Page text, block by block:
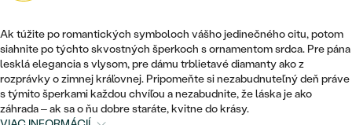
NETRADIČNÉ
TEPANÉ
NETRADIČNÉ
ZOSTAVTE SI PRSTEŇ
ZAČAŤ S PRSTEŇOM
NÁRAMKY
SETY
PÁNSKE ŠPERKY
SOLITÉR
V TVARE SRDCA
PERSONALIZOVANÉ
SO ZNAMENÍM ZVEROKRUHU
MINIMALISTICKÉ
ETERNITY
MINIMALISTICKÉ
Ak túžite po romantických symboloch vášho jedinečného citu, potom
siahnite po týchto skvostných šperkoch s ornamentom srdca. Pre pána
lesklá elegancia s vlysom, pre dámu trblietavé diamanty ako z
rozprávky o zimnej kráľovnej. Pripomeňte si nezabudnuteľný deň práve
s týmito šperkami každou chvíľou a nezabudnite, že láska je ako
záhrada – ak sa o ňu dobre staráte, kvitne do krásy.